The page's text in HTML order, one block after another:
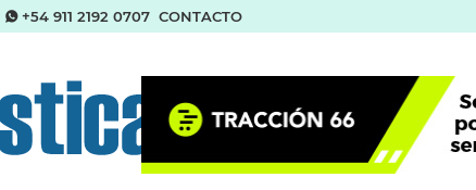
+54 911 2192 0707 CONTACTO